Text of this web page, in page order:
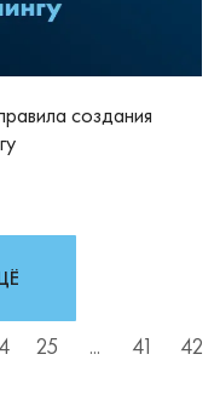
создания
25 ... 41 42